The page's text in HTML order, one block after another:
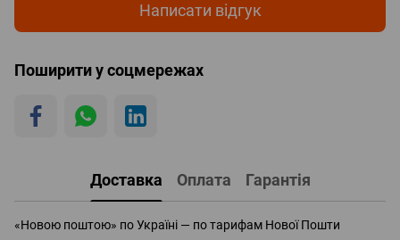
Написати відгук
Поширити у соцмережах
Доставка Оплата Гарантія
«Новою поштою» по Україні — по тарифам Нової Пошти